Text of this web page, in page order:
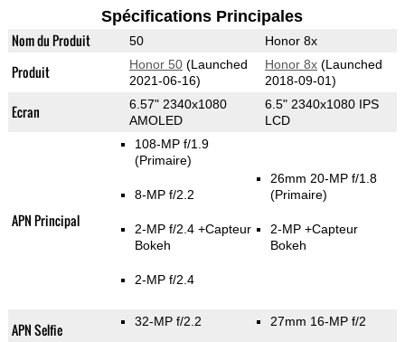
Spécifications Principales
Nom du Produit 50 Honor 8x
Produit Honor 50(Launched
2021-06-16)
Honor 8x(Launched
2018-09-01)
Ecran
6.57" 2340x1080
AMOLED
6.5" 2340x1080 IPS
LCD
APN Principal
108-MP f/1.9
(Primaire)
8-MP f/2.2
2-MP f/2.4 +Capteur
Bokeh
2-MP f/2.4
26mm 20-MP f/1.8
(Primaire)
2-MP +Capteur
Bokeh
APN Selfie 32-MP f/2.2 27mm 16-MP f/2